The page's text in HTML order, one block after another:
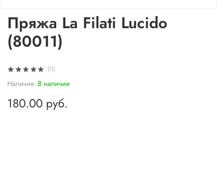
(0)
Наличие: В наличии
Пряжа La Filati Lucido
(80011)
180.00 руб.